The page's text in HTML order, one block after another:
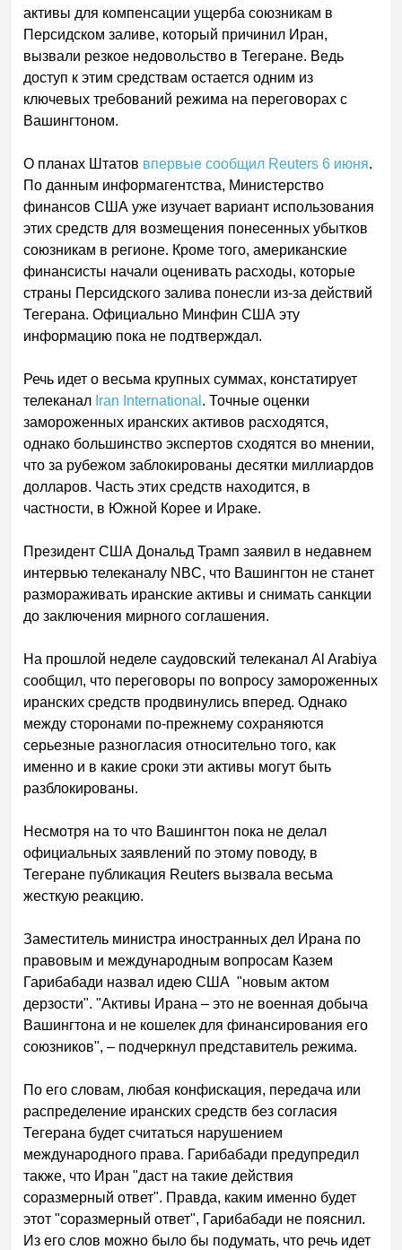
активы для компенсации ущерба союзникам в
Персидском заливе, который причинил Иран,
вызвали резкое недовольство в Тегеране. Ведь
доступ к этим средствам остается одним из
ключевых требований режима на переговорах с
Вашингтоном.
О планах Штатов впервые сообщил Reuters 6 июня.
По данным информагентства, Министерство
финансов США уже изучает вариант использования
этих средств для возмещения понесенных убытков
союзникам в регионе. Кроме того, американские
финансисты начали оценивать расходы, которые
страны Персидского залива понесли из-за действий
Тегерана. Официально Минфин США эту
информацию пока не подтверждал.
Речь идет о весьма крупных суммах, констатирует
телеканал Iran International . Точные оценки
замороженных иранских активов расходятся,
однако большинство экспертов сходятся во мнении,
что за рубежом заблокированы десятки миллиардов
долларов. Часть этих средств находится, в
частности, в Южной Корее и Ираке.
Президент США Дональд Трамп заявил в недавнем
интервью телеканалу NBC, что Вашингтон не станет
размораживать иранские активы и снимать санкции
до заключения мирного соглашения.
На прошлой неделе саудовский телеканал Al Arabiya
сообщил, что переговоры по вопросу замороженных
иранских средств продвинулись вперед. Однако
между сторонами по-прежнему сохраняются
серьезные разногласия относительно того, как
именно и в какие сроки эти активы могут быть
разблокированы.
Несмотря на то что Вашингтон пока не делал
официальных заявлений по этому поводу, в
Тегеране публикация Reuters вызвала весьма
жесткую реакцию.
Заместитель министра иностранных дел Ирана по
правовым и международным вопросам Казем
Гарибабади назвал идею США "новым актом
дерзости". "Активы Ирана – это не военная добыча
Вашингтона и не кошелек для финансирования его
союзников", – подчеркнул представитель режима.
По его словам, любая конфискация, передача или
распределение иранских средств без согласия
Тегерана будет считаться нарушением
международного права. Гарибабади предупредил
также, что Иран "даст на такие действия
соразмерный ответ". Правда, каким именно будет
этот "соразмерный ответ", Гарибабади не пояснил.
Из его слов можно было бы подумать, что речь идет